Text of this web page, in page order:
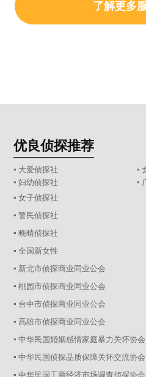
了解更多
优良侦探推荐
▪ 大爱侦探社
▪
▪ 妇幼侦探社
▪
▪ 女子侦探社
▪ 警民侦探社
▪ 晚晴侦探社
▪ 全国新女性
▪ 新北市侦探商业同业公会
▪ 桃园市侦探商业同业公会
▪ 台中市侦探商业同业公会
▪ 高雄市侦探商业同业公会
▪ 中华民国婚姻感情家庭暴力关怀协会
▪ 中华民国侦探品质保障关怀交流协会
▪ 中华民国工商经济市场调查侦探协会